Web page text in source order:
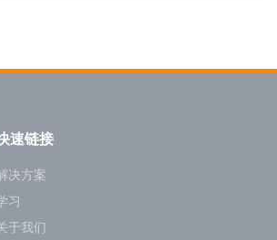
速链接
决方案
习
于我们